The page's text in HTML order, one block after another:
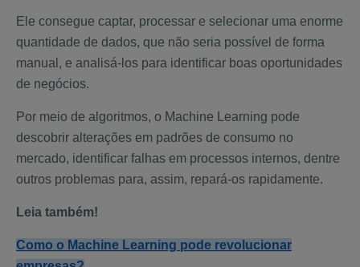
Ele consegue captar, processar e selecionar uma enorme
quantidade de dados, que não seria possível de forma
manual, e analisá-los para identificar boas oportunidades
de negócios.
Por meio de algoritmos, o Machine Learning pode
descobrir alterações em padrões de consumo no
mercado, identificar falhas em processos internos, dentre
outros problemas para, assim, repará-os rapidamente.
Leia também!
Como o Machine Learning pode revolucionar